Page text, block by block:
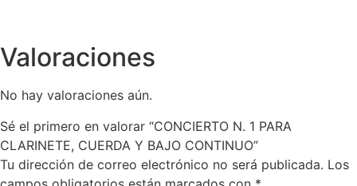
Valoraciones
No hay valoraciones aún.
Sé el primero en valorar “CONCIERTO N. 1 PARA
CLARINETE, CUERDA Y BAJO CONTINUO”
Tu dirección de correo electrónico no será publicada. Los